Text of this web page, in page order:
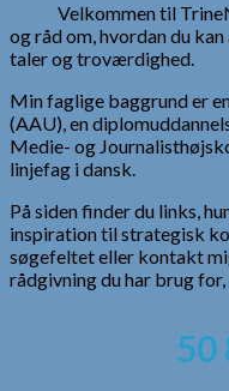
Velkommen til
og råd om, hvordan du
taler og troværdighed.
Min faglige baggrund er
(AAU), en
Medie- og
linjefag i dansk.
På siden finder du links,
inspiration til strategisk
søgefeltet eller kontakt
rådgivning du har brug
50